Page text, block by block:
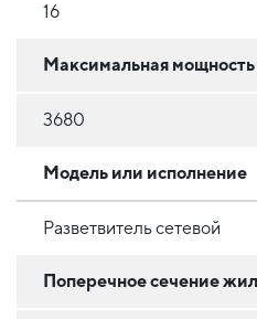
16
Максимальная мощность
3680
Модель или исполнение
Разветвитель сетевой
Поперечное сечение